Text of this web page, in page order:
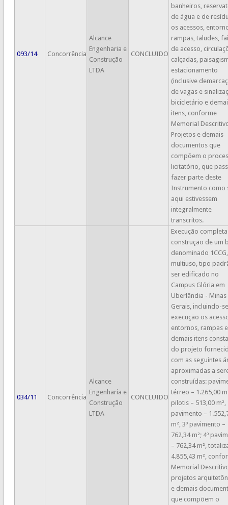
093/14 Concorrência
Alcance
Engenharia e
Construção
LTDA
CONCLUIDO
banheiros,
de água e de
os acessos,
rampas, taludes,
de acesso,
calçadas,
estacionamento
(inclusive
de vagas e
bicicletário e
itens, conforme
Memorial
Projetos e demais
documentos que
compõem o
licitatório, que
fazer parte deste
Instrumento como
aqui estivessem
integralmente
transcritos.
034/11 Concorrência
Alcance
Engenharia e
Construção
LTDA
CONCLUIDO
Execução
construção de um
denominado 1CCG,
multiuso, tipo
ser edificado no
Campus Glória em
Uberlândia - Minas
Gerais, incluindo-
execução os
entornos, rampas e
demais itens
do projeto
com as seguintes
aproximadas a
construídas:
térreo – 1.265,00
pilotis – 513,00 m²,
pavimento –
m², 3º pavimento –
762,34 m²; 4º
– 762,34 m²,
4.855,43 m²,
Memorial
projetos
e demais
que compõem o